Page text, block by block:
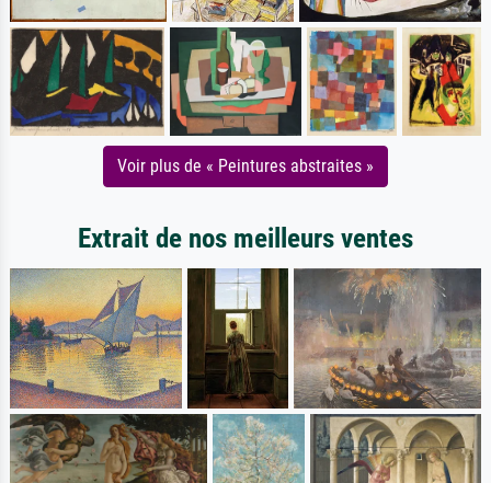
Voir plus de « Peintures abstraites »
Extrait de nos meilleurs ventes